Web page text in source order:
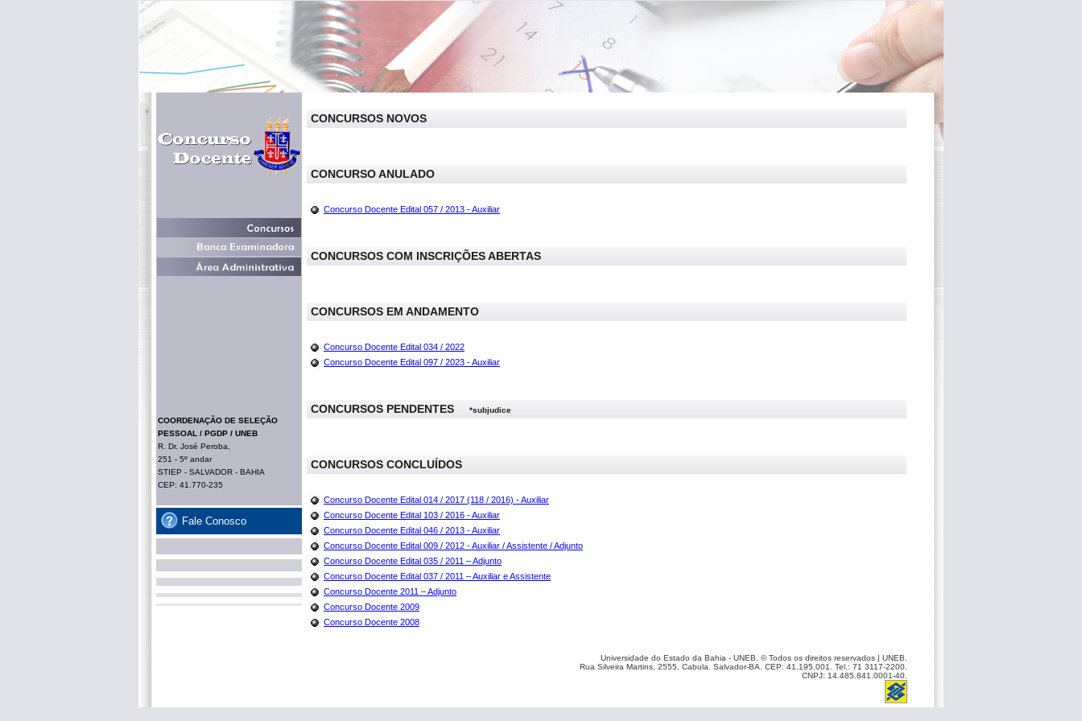
COORDENAÇÃO DE SELEÇÃO
PESSOAL / PGDP / UNEB
R. Dr. José Peroba,
251 - 5º andar
STIEP - SALVADOR - BAHIA
CEP: 41.770-235
Fale Conosco
CONCURSOS NOVOS
CONCURSO ANULADO
Concurso Docente Edital 057 / 2013 - Auxiliar
CONCURSOS COM INSCRIÇÕES ABERTAS
CONCURSOS EM ANDAMENTO
Concurso Docente Edital 034 / 2022
Concurso Docente Edital 097 / 2023 - Auxiliar
CONCURSOS PENDENTES *subjudice
CONCURSOS CONCLUÍDOS
Concurso Docente Edital 014 / 2017 (118 / 2016) - Auxiliar
Concurso Docente Edital 103 / 2016 - Auxiliar
Concurso Docente Edital 046 / 2013 - Auxiliar
Concurso Docente Edital 009 / 2012 - Auxiliar / Assistente / Adjunto
Concurso Docente Edital 035 / 2011 – Adjunto
Concurso Docente Edital 037 / 2011 – Auxiliar e Assistente
Concurso Docente 2011 – Adjunto
Concurso Docente 2009
Concurso Docente 2008
Universidade do Estado da Bahia - UNEB. © Todos os direitos reservados | UNEB.
Rua Silveira Martins, 2555, Cabula. Salvador-BA. CEP: 41.195.001. Tel.: 71 3117-2200.
CNPJ: 14.485.841.0001-40.